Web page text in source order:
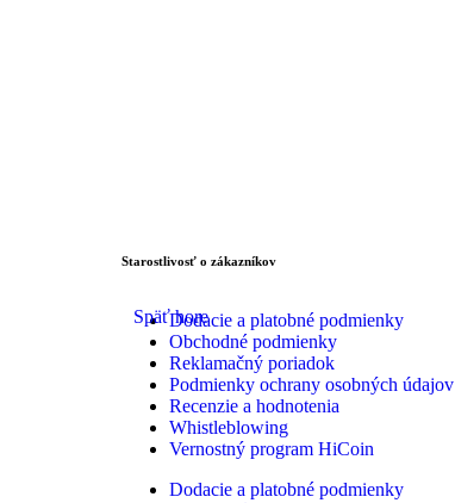
Späť hore
Starostlivosť o zákazníkov
Dodacie a platobné podmienky
Obchodné podmienky
Reklamačný poriadok
Podmienky ochrany osobných údajov
Recenzie a hodnotenia
Whistleblowing
Vernostný program HiCoin
Dodacie a platobné podmienky